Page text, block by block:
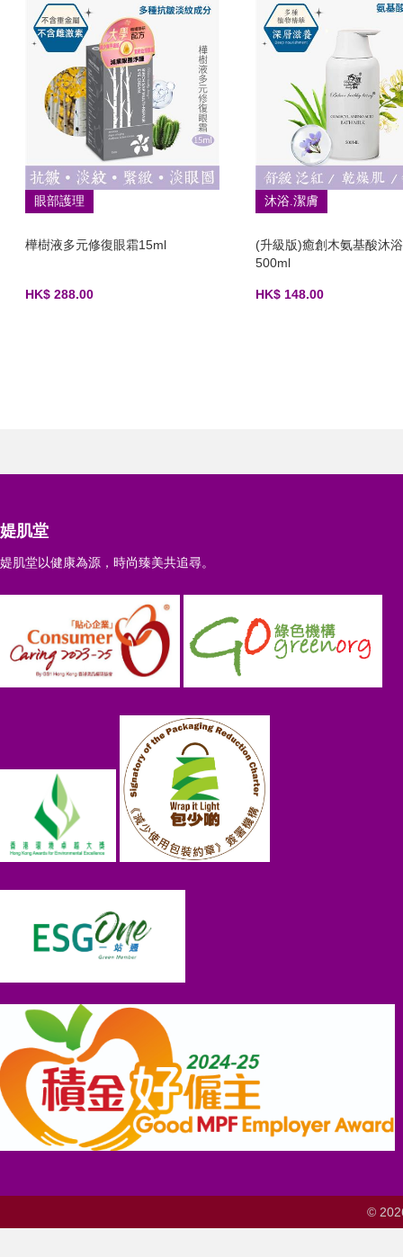
眼部護理
樺樹液多元修復眼霜15ml
HK$ 288.00
沐浴.潔膚
(升級版)癒創木氨基酸沐
500ml
HK$ 148.00
媞肌堂
媞肌堂以健康為源，時尚臻美共追尋。
©